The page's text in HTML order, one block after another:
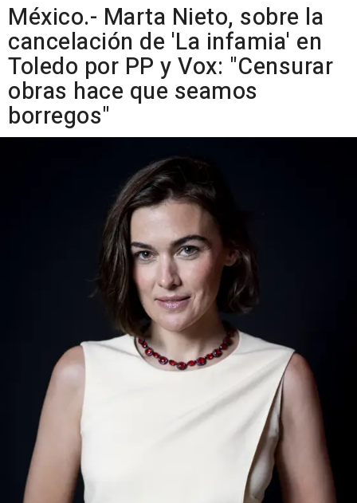
México.- Marta Nieto, sobre la
cancelación de 'La infamia' en
Toledo por PP y Vox: "Censurar
obras hace que seamos
borregos"